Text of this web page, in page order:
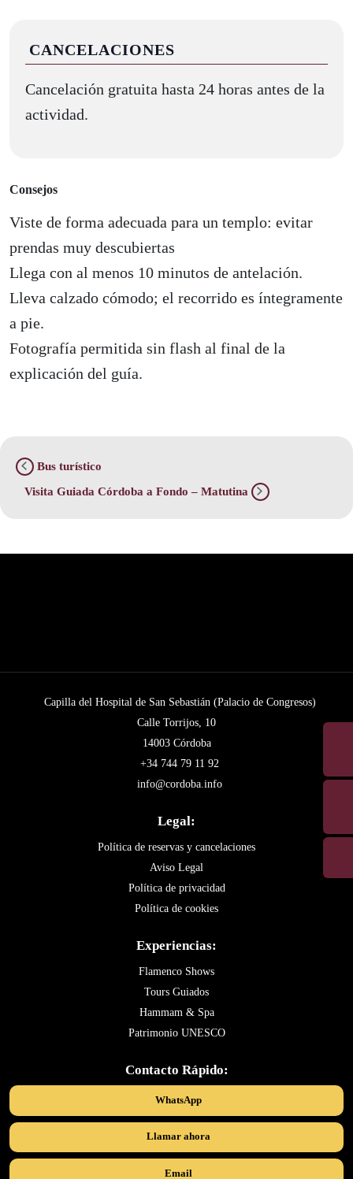
CANCELACIONES
Cancelación gratuita hasta 24 horas antes de la
actividad.
Consejos
Viste de forma adecuada para un templo: evitar
prendas muy descubiertas
Llega con al menos 10 minutos de antelación.
Lleva calzado cómodo; el recorrido es íntegramente
a pie.
Fotografía permitida sin flash al final de la
explicación del guía.
Bus turístico
Visita Guiada Córdoba a Fondo – Matutina
Capilla del Hospital de San Sebastián (Palacio de Congresos)
Calle Torrijos, 10
14003 Córdoba
+34 744 79 11 92
info@cordoba.info
Legal:
Política de reservas y cancelaciones
Aviso Legal
Política de privacidad
Política de cookies
Experiencias:
Flamenco Shows
Tours Guiados
Hammam & Spa
Patrimonio UNESCO
Contacto Rápido:
WhatsApp
Llamar ahora
Email